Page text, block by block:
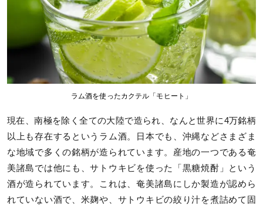
ラム酒を使ったカクテル「モヒート」
現在、南極を除く全ての大陸で造られ、なんと世界に4万銘柄
以上も存在するというラム酒。日本でも、沖縄などさまざま
な地域で多くの銘柄が造られています。産地の一つである奄
美諸島では他にも、サトウキビを使った「黒糖焼酎」という
酒が造られています。これは、奄美諸島にしか製造が認めら
れていない酒で、米麹や、サトウキビの絞り汁を煮詰めて固